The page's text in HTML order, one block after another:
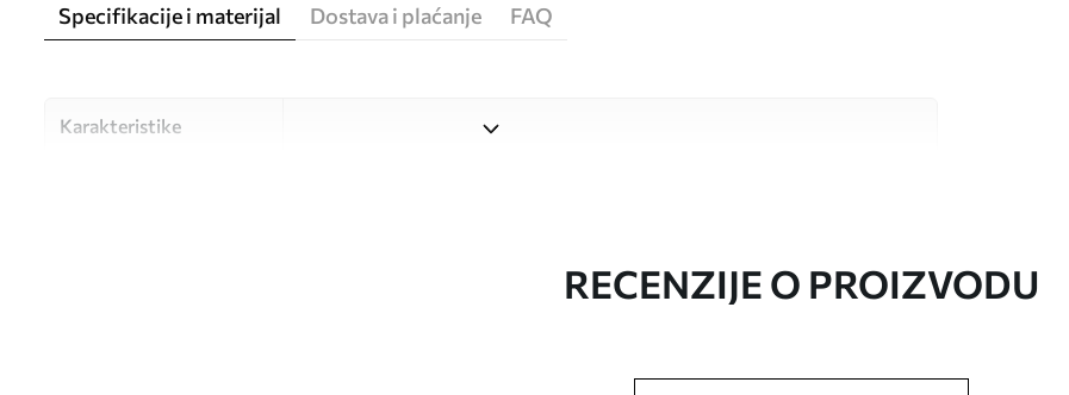
Specifikacije i materijal Dostava i plaćanje FAQ
Karakteristike
RECENZIJE O PROIZVODU